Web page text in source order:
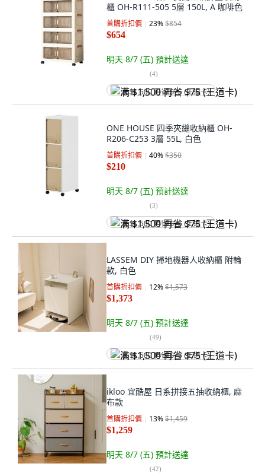
櫃 OH-R111-505 5層 150L, A 咖啡色
首購折扣價 23%$854
$654
明天 8/7 (五) 預計送達
(4)
满 $1,500 再省 $75 (王道卡)
ONE HOUSE 四季夾縫收納櫃 OH-
R206-C253 3層 55L, 白色
首購折扣價 40%$350
$210
明天 8/7 (五) 預計送達
(3)
满 $1,500 再省 $75 (王道卡)
LASSEM DIY 掃地機器人收納櫃 附輪
款, 白色
首購折扣價 12%$1,573
$1,373
明天 8/7 (五) 預計送達
(49)
满 $1,500 再省 $75 (王道卡)
ikloo 宜酷屋 日系拼接五抽收納櫃, 麻
布款
首購折扣價 13%$1,459
$1,259
明天 8/7 (五) 預計送達
(42)